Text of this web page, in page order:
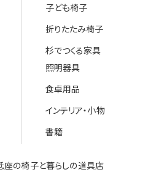
子ども椅子
折りたたみ椅子
杉でつくる家具
照明器具
食卓用品
インテリア・小物
書籍
の椅子と暮らしの道具店